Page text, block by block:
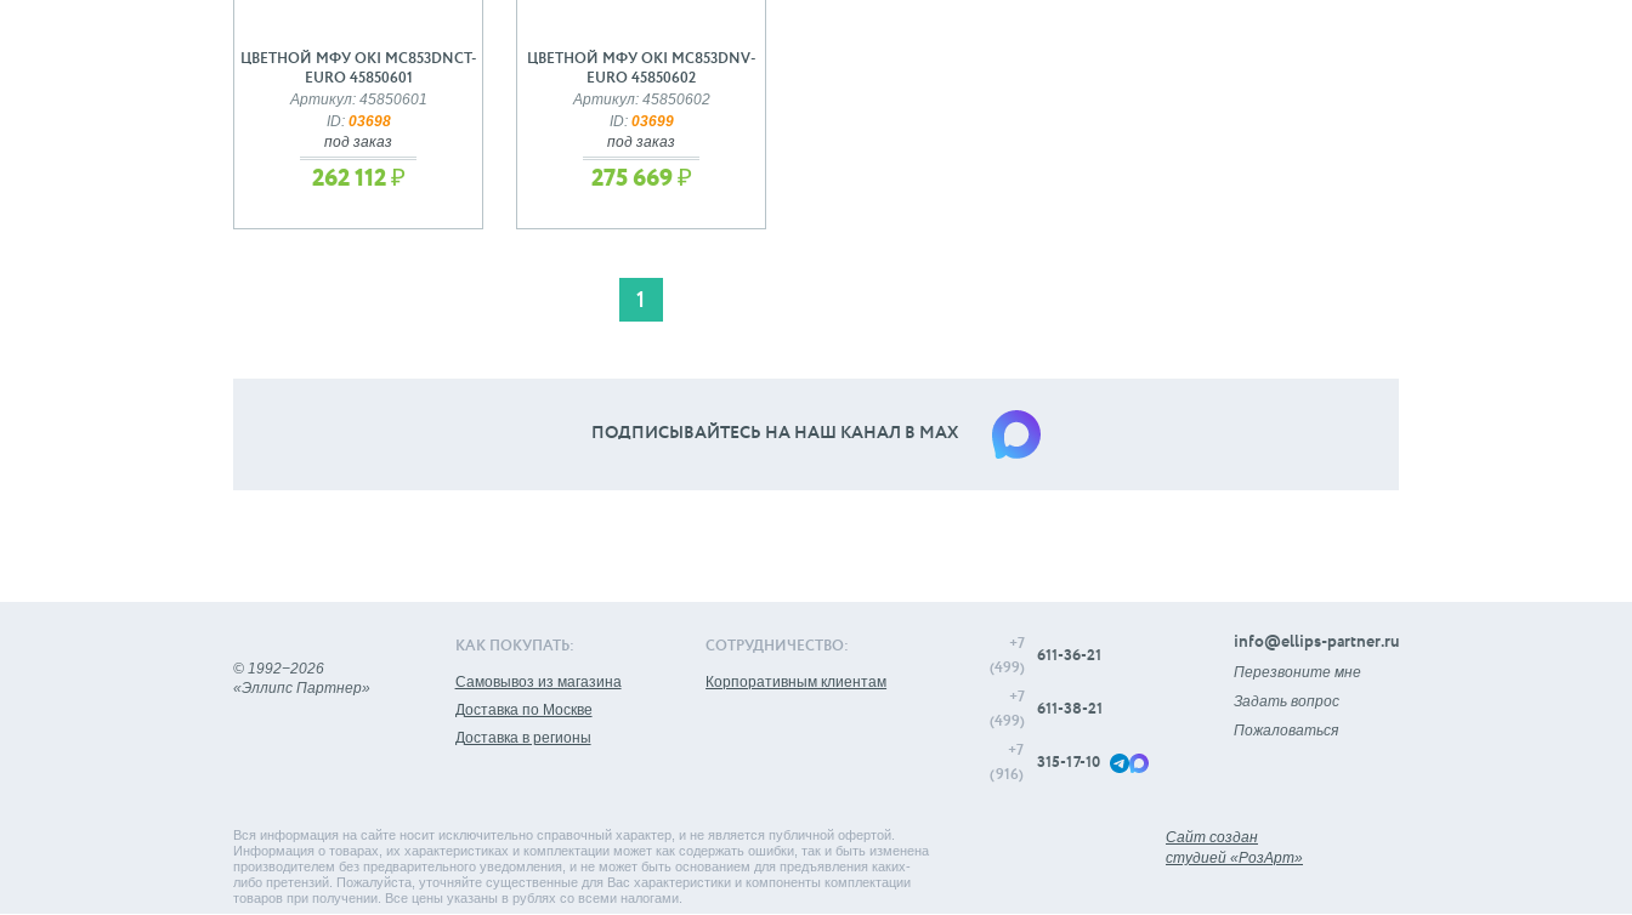
ЦВЕТНОЙ МФУ OKI MC853DNCT-
EURO 45850601
Артикул: 45850601
ID: 03698
под заказ
262 112 ₽
ЦВЕТНОЙ МФУ OKI MC853DNV-
EURO 45850602
Артикул: 45850602
ID: 03699
под заказ
275 669 ₽
1
ПОДПИСЫВАЙТЕСЬ НА НАШ КАНАЛ В МАХ
© 1992−2026
«Эллипс Партнер»
КАК ПОКУПАТЬ:
Самовывоз из магазина
Доставка по Москве
Доставка в регионы
СОТРУДНИЧЕСТВО:
Корпоративным клиентам
+7
(499)
611-36-21
+7
(499)
611-38-21
+7
(916)
315-17-10
info@ellips-partner.ru
Перезвоните мне
Задать вопрос
Пожаловаться
Вся информация на сайте носит исключительно справочный характер, и не является публичной офертой.
Информация о товарах, их характеристиках и комплектации может как содержать ошибки, так и быть изменена
производителем без предварительного уведомления, и не может быть основанием для предъявления каких-
либо претензий. Пожалуйста, уточняйте существенные для Вас характеристики и компоненты комплектации
товаров при получении. Все цены указаны в рублях со всеми налогами.
Сайт создан
студией «РозАрт»